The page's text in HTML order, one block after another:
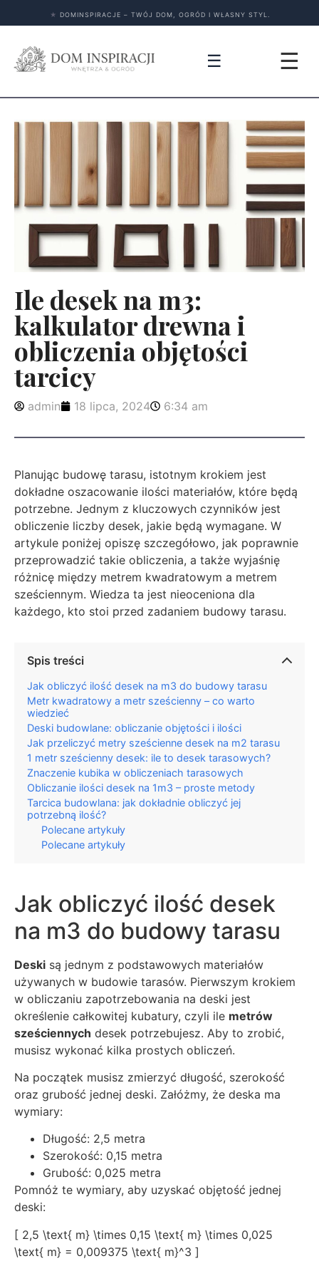
★ DOMINSPIRACJE – TWÓJ DOM, OGRÓD I WŁASNY STYL.
☰ ☰
Ile desek na m3:
kalkulator drewna i
obliczenia objętości
tarcicy
admin 18 lipca, 2024 6:34 am
Planując budowę tarasu, istotnym krokiem jest
dokładne oszacowanie ilości materiałów, które będą
potrzebne. Jednym z kluczowych czynników jest
obliczenie liczby desek, jakie będą wymagane. W
artykule poniżej opiszę szczegółowo, jak poprawnie
przeprowadzić takie obliczenia, a także wyjaśnię
różnicę między metrem kwadratowym a metrem
sześciennym. Wiedza ta jest nieoceniona dla
każdego, kto stoi przed zadaniem budowy tarasu.
Spis treści
Jak obliczyć ilość desek na m3 do budowy tarasu
Metr kwadratowy a metr sześcienny – co warto
wiedzieć
Deski budowlane: obliczanie objętości i ilości
Jak przeliczyć metry sześcienne desek na m2 tarasu
1 metr sześcienny desek: ile to desek tarasowych?
Znaczenie kubika w obliczeniach tarasowych
Obliczanie ilości desek na 1m3 – proste metody
Tarcica budowlana: jak dokładnie obliczyć jej
potrzebną ilość?
Polecane artykuły
Polecane artykuły
Jak obliczyć ilość desek
na m3 do budowy tarasu
Deski są jednym z podstawowych materiałów
używanych w budowie tarasów. Pierwszym krokiem
w obliczaniu zapotrzebowania na deski jest
określenie całkowitej kubatury, czyli ile metrów
sześciennych desek potrzebujesz. Aby to zrobić,
musisz wykonać kilka prostych obliczeń.
Na początek musisz zmierzyć długość, szerokość
oraz grubość jednej deski. Załóżmy, że deska ma
wymiary:
Długość: 2,5 metra
Szerokość: 0,15 metra
Grubość: 0,025 metra
Pomnóż te wymiary, aby uzyskać objętość jednej
deski:
[ 2,5 \text{ m} \times 0,15 \text{ m} \times 0,025
\text{ m} = 0,009375 \text{ m}^3 ]